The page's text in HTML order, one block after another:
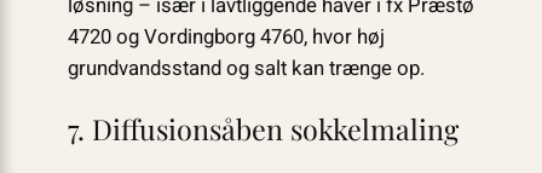
4720 og Vordingborg 4760, hvor høj
grundvandsstand og salt kan trænge op.
7. Diffusionsåben sokkelmaling